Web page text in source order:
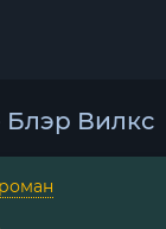
Блэр Вилкс